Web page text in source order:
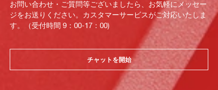
お問い合わせ・ご質問等ございましたら、お気軽にメッセー
ジをお送りください。カスタマーサービスがご対応いたしま
す。（受付時間 9：00-17：00)
チャットを開始